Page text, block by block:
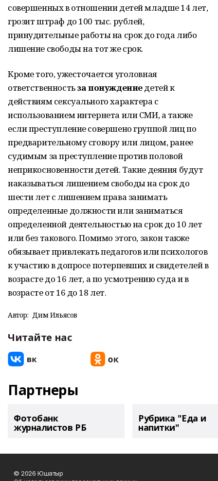
совершенных в отношении детей младше 14 лет,
грозит штраф до 100 тыс. рублей,
принудительные работы на срок до года либо
лишение свободы на тот же срок.
Кроме того, ужесточается уголовная
ответственностьза понуждениедетей к
действиям сексуального характера с
использованием интернета или СМИ, а также
если преступление совершено группой лиц по
предварительному сговору или лицом, ранее
судимым за преступление против половой
неприкосновенности детей. Такие деяния будут
наказываться лишением свободы на срок до
шести лет с лишением права занимать
определенные должности или заниматься
определенной деятельностью на срок до 10 лет
или без такового. Помимо этого, закон также
обязывает привлекать педагогов или психологов
к участию в допросе потерпевших и свидетелей в
возрасте до 16 лет, а по усмотрению суда и в
возрасте от 16 до 18 лет.
Автор: Дим Ильясов
Читайте нас
Партнеры
Фотобанк
журналистов РБ
Рубрика "Еда и
напитки"
© 2026 Юшатыр